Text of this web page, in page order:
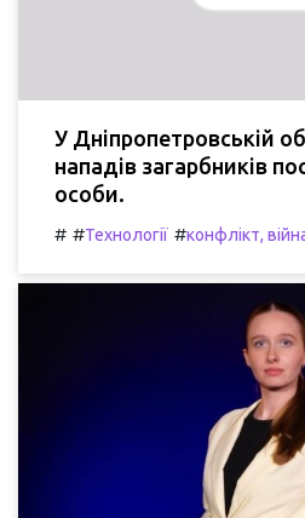
У Дніпропетровській
нападів загарбників
особи.
# #Технології #конфлікт,